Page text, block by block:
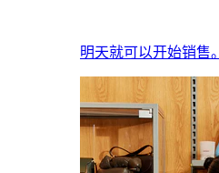
明天就可以开始销售。